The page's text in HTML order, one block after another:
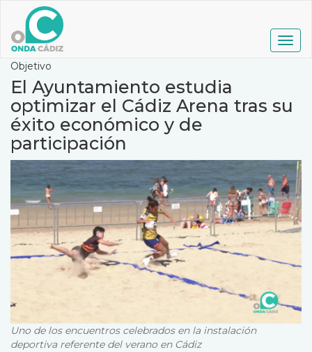
contenido
principal
Objetivo
El Ayuntamiento estudia
optimizar el Cádiz Arena tras su
éxito económico y de
participación
Uno de los encuentros celebrados en la instalación
deportiva referente del verano en Cádiz